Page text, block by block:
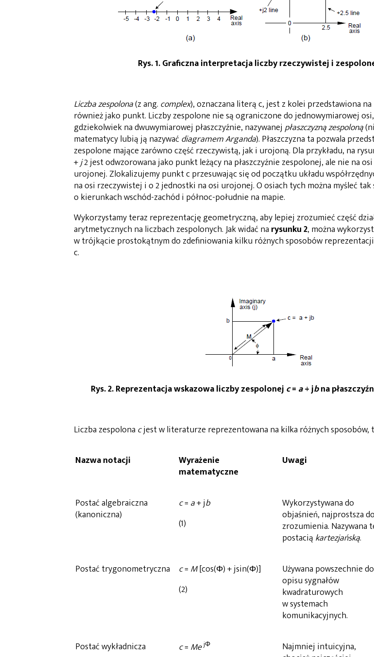
Rys. 1. Graficzna interpretacja liczby rzeczywistej i
Liczba zespolona(z ang. complex), oznaczana literą c, jest z kolei przedstawiona na
również jako punkt. Liczby zespolone nie są ograniczone do jednowymiarowej
gdziekolwiek na dwuwymiarowej płaszczyźnie, nazywanej płaszczyzną zespoloną
matematycy lubią ją nazywaćdiagramem Arganda). Płaszczyzna ta pozwala
zespolone mające zarówno część rzeczywistą, jak i urojoną. Dla przykładu, na
+j2 jest odwzorowana jako punkt leżący na płaszczyźnie zespolonej, ale nie na
urojonej. Zlokalizujemy punkt c przesuwając się od początku układu
na osi rzeczywistej i o 2 jednostki na osi urojonej. O osiach tych można myśleć tak
o kierunkach wschód-zachód i północ-południe na mapie.
Wykorzystamy teraz reprezentację geometryczną, aby lepiej zrozumieć część
arytmetycznych na liczbach zespolonych. Jak widać na rysunku 2, można
w trójkącie prostokątnym do zdefiniowania kilku różnych sposobów
c.
Rys. 2. Reprezentacja wskazowa liczby zespolonej c= a+ jbna
Liczba zespolona cjest w literaturze reprezentowana na kilka różnych sposobów,
Nazwa notacji
Wyrażenie
matematyczne
Uwagi
Postać algebraiczna
(kanoniczna)
c= a+ jb
(1)
Wykorzystywana do
objaśnień, najprostsza do
zrozumienia. Nazywana
postacią kartezjańską.
Postać trygonometryczna c= M[cos(Φ) + jsin(Φ)]
(2)
Używana powszechnie do
opisu sygnałów
kwadraturowych
w systemach
komunikacyjnych.
Postać wykładnicza c= MejΦ
Najmniej intuicyjna,